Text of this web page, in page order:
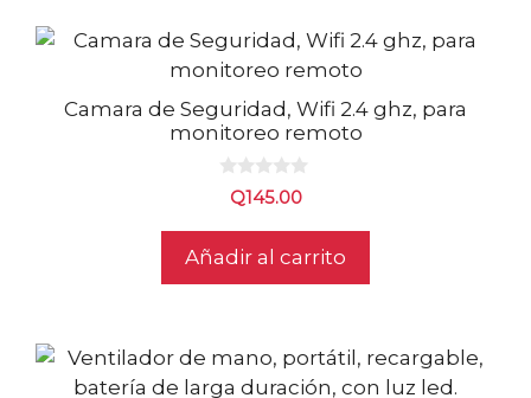
Camara de Seguridad, Wifi 2.4 ghz, para
monitoreo remoto
Q145.00
Añadir al carrito